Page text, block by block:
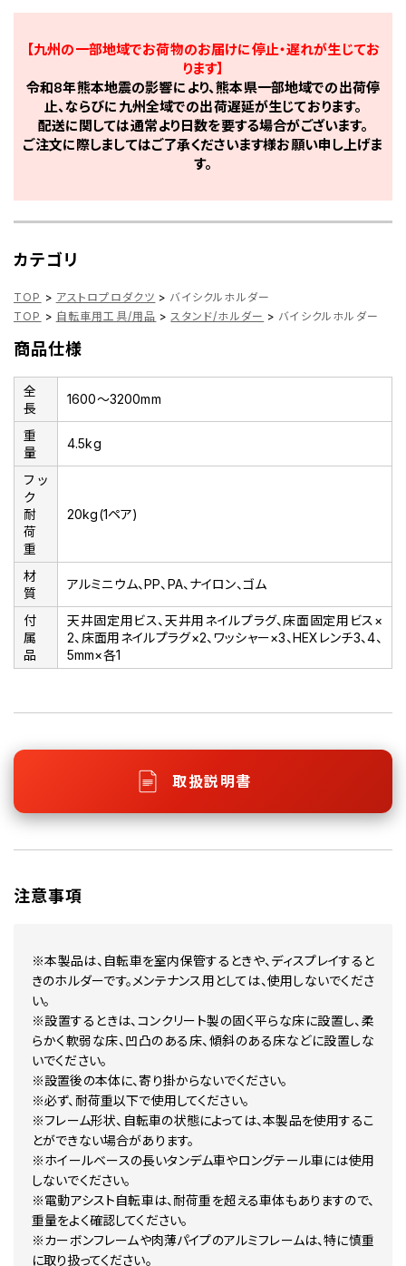
【九州の一部地域でお荷物のお届けに停止・遅れが生じてお
ります】
令和8年熊本地震の影響により、熊本県一部地域での出荷停
止、ならびに九州全域での出荷遅延が生じております。
配送に関しては通常より日数を要する場合がございます。
ご注文に際しましてはご了承くださいます様お願い申し上げま
す。
カテゴリ
TOP > アストロプロダクツ > バイシクルホルダー
TOP > 自転車用工具/用品 > スタンド/ホルダー > バイシクルホルダー
商品仕様
全
長
1600～3200mm
重
量
4.5kg
フッ
ク
耐
荷
重
20kg(1ペア)
材
質
アルミニウム、PP、PA、ナイロン、ゴム
付
属
品
天井固定用ビス、天井用ネイルプラグ、床面固定用ビス×
2、床面用ネイルプラグ×2、ワッシャー×3、HEXレンチ3、4、
5mm×各1
取扱説明書
注意事項
※本製品は、自転車を室内保管するときや、ディスプレイすると
きのホルダーです。メンテナンス用としては、使用しないでくださ
い。
※設置するときは、コンクリート製の固く平らな床に設置し、柔
らかく軟弱な床、凹凸のある床、傾斜のある床などに設置しな
いでください。
※設置後の本体に、寄り掛からないでください。
※必ず、耐荷重以下で使用してください。
※フレーム形状、自転車の状態によっては、本製品を使用するこ
とができない場合があります。
※ホイールベースの長いタンデム車やロングテール車には使用
しないでください。
※電動アシスト自転車は、耐荷重を超える車体もありますので、
重量をよく確認してください。
※カーボンフレームや肉薄パイプのアルミフレームは、特に慎重
に取り扱ってください。